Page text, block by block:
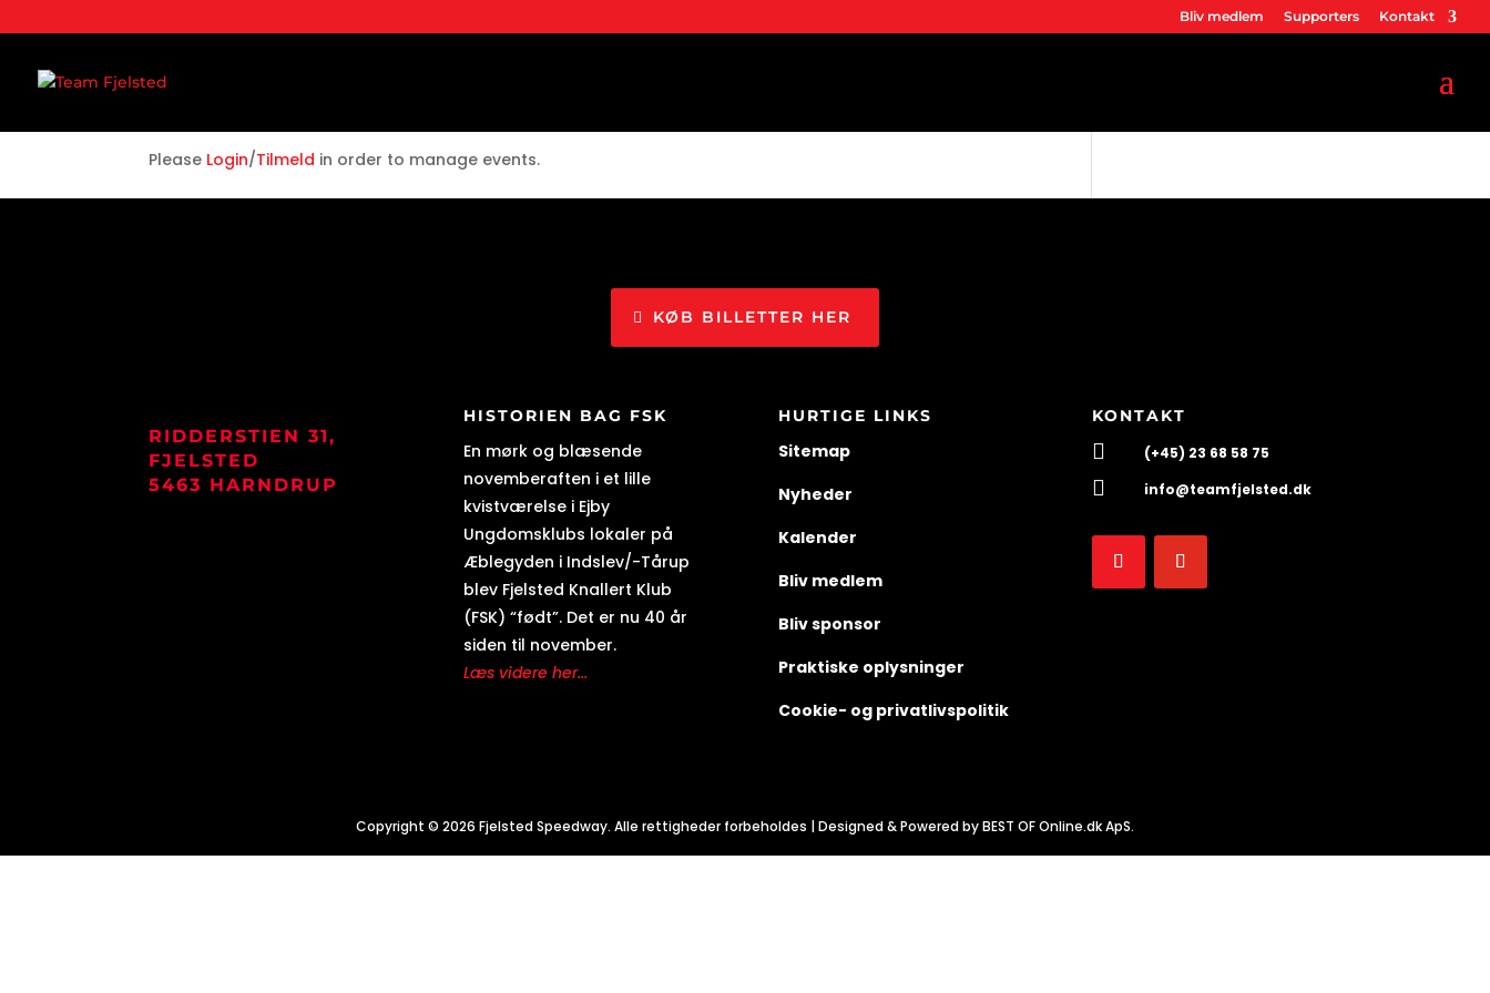
Bliv medlem Supporters Kontakt
EVENTLIST
Please Login/Tilmeld in order to manage events.
KØB BILLETTER HER
RIDDERSTIEN 31,
FJELSTED
5463 HARNDRUP
HISTORIEN BAG FSK
En mørk og blæsende
novemberaften i et lille
kvistværelse i Ejby
Ungdomsklubs lokaler på
Æblegyden i Indslev/-Tårup
blev Fjelsted Knallert Klub
(FSK) “født”. Det er nu 40 år
siden til november.
Læs videre her...
HURTIGE LINKS
Sitemap
Nyheder
Kalender
Bliv medlem
Bliv sponsor
Praktiske oplysninger
Cookie- og privatlivspolitik
KONTAKT
 (+45) 23 68 58 75
 info@teamfjelsted.dk
Copyright © 2026 Fjelsted Speedway. Alle rettigheder forbeholdes | Designed & Powered by BEST OF Online.dk ApS.